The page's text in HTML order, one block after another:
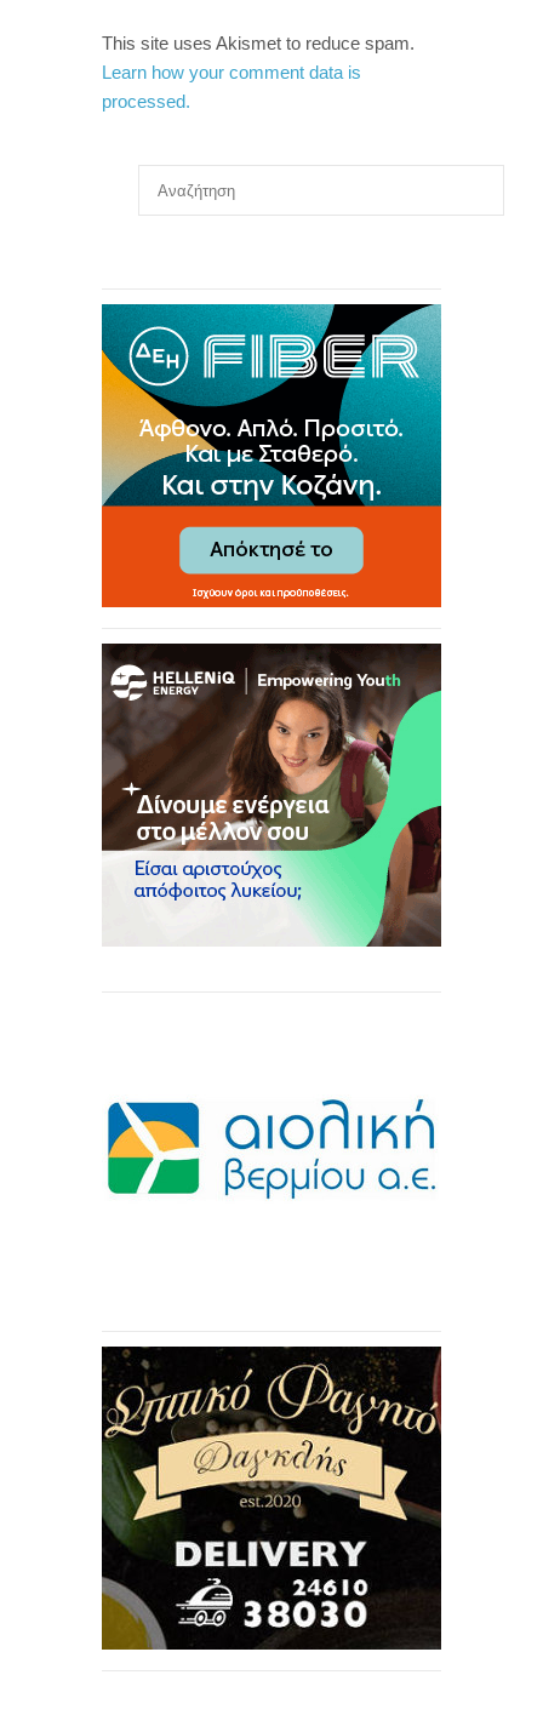
This site uses Akismet to reduce spam.
Learn how your comment data is
processed.